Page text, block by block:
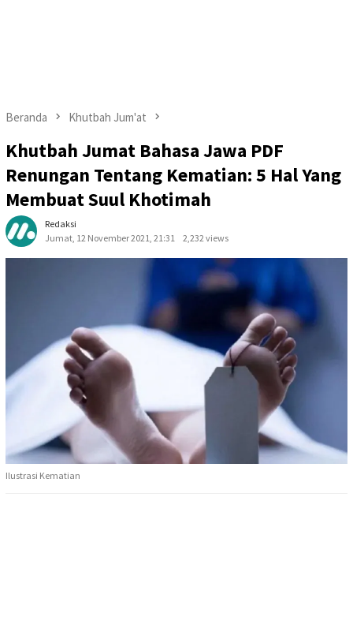
Beranda Khutbah Jum'at
Khutbah Jumat Bahasa Jawa PDF
Renungan Tentang Kematian: 5 Hal Yang
Membuat Suul Khotimah
Redaksi
Jumat, 12 November 2021, 21:31
2,232 views
Ilustrasi Kematian